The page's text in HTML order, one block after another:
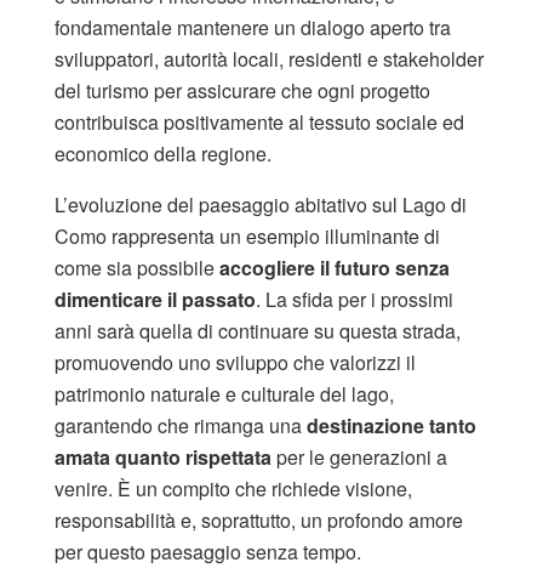
fondamentale mantenere un dialogo aperto tra
sviluppatori, autorità locali, residenti e stakeholder
del turismo per assicurare che ogni progetto
contribuisca positivamente al tessuto sociale ed
economico della regione.
L’evoluzione del paesaggio abitativo sul Lago di
Como rappresenta un esempio illuminante di
come sia possibileaccogliere il futuro senza
dimenticare il passato. La sfida per i prossimi
anni sarà quella di continuare su questa strada,
promuovendo uno sviluppo che valorizzi il
patrimonio naturale e culturale del lago,
garantendo che rimanga unadestinazione tanto
amata quanto rispettataper le generazioni a
venire. È un compito che richiede visione,
responsabilità e, soprattutto, un profondo amore
per questo paesaggio senza tempo.